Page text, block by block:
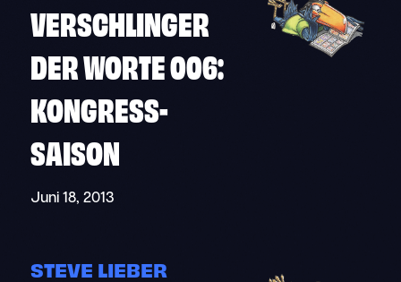
VERSCHLINGER
DER WORTE 006:
KONGRESS-
SAISON
Juni 18, 2013
STEVE LIEBER